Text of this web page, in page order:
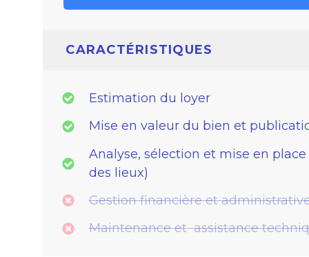
CARACTÉRISTIQUES
Estimation du loyer
Mise en valeur du bien et
Analyse, sélection et mise en
des lieux)
Gestion financière et
Maintenance et assistance